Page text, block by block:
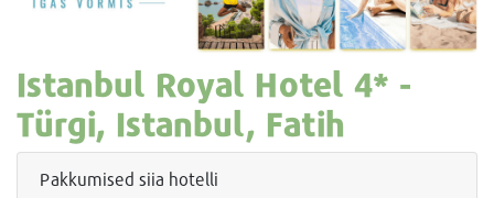
Istanbul Royal Hotel 4* -
Türgi, Istanbul, Fatih
Pakkumised siia hotelli